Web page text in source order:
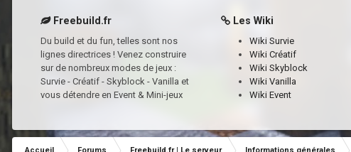
Freebuild.fr
Du build et du fun, telles sont nos
lignes directrices ! Venez construire
sur de nombreux modes de jeux :
Survie - Créatif - Skyblock - Vanilla et
vous détendre en Event & Mini-jeux
Les Wiki
Wiki Survie
Wiki Créatif
Wiki Skyblock
Wiki Vanilla
Wiki Event